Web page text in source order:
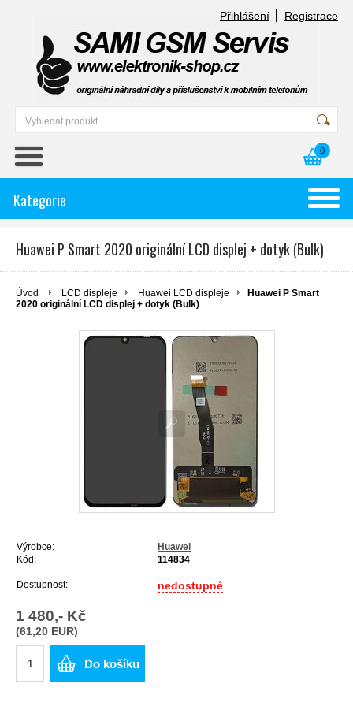
Přihlášení Registrace
0
Kategorie
Huawei P Smart 2020 originální LCD displej + dotyk (Bulk)
Úvod LCD displeje Huawei LCD displeje
Huawei P Smart
2020 originální LCD displej + dotyk (Bulk)
Výrobce:
Huawei
Kód:
114834
Dostupnost: nedostupné
1 480,- Kč
(61,20 EUR)
Do košíku